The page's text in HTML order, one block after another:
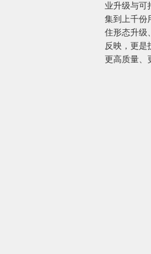
业升级与可
集到上千份
住形态升级
反映，更
更高质量、